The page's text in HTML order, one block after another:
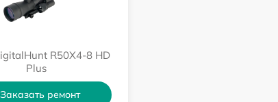
R50X4-8 HD
Plus
Заказать ремонт